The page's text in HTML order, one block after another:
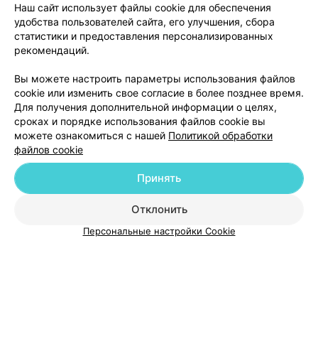
ЭФФЕКТИВНАЯ РЕКЛАМА НА САЙТЕ
ШКОЛА ТАНЦЕВ
Брест, бул. Космонавтов, 60 Выходной
Добавить компанию
Добавить специалиста
Наш сайт использует файлы cookie для обеспечения
удобства пользователей сайта, его улучшения, сбора
статистики и предоставления персонализированных
рекомендаций.
Вы можете настроить параметры использования файлов
cookie или изменить свое согласие в более позднее время.
Для получения дополнительной информации о целях,
сроках и порядке использования файлов cookie вы
можете ознакомиться с нашей Политикой обработки
файлов cookie
Отклонить
Принять
Персональные настройки Cookie